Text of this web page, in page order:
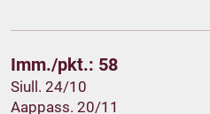
Imm./pkt.: 58
Siull. 24/10
Aappass. 20/11